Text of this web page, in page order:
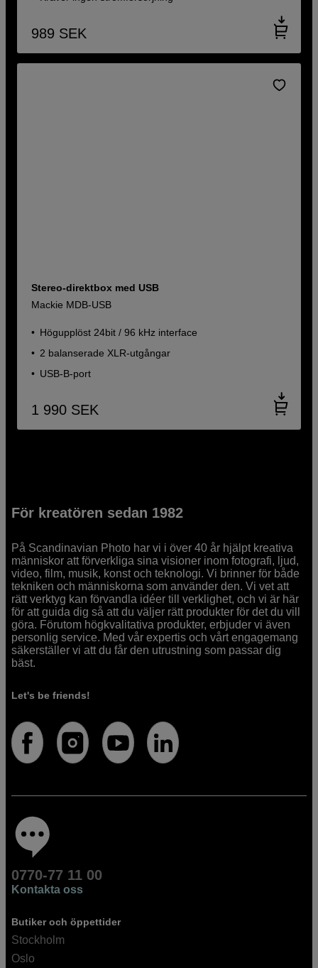
989 SEK
Stereo-direktbox med USB
Mackie MDB-USB
Högupplöst 24bit / 96 kHz interface
2 balanserade XLR-utgångar
USB-B-port
1 990 SEK
För kreatören sedan 1982
På Scandinavian Photo har vi i över 40 år hjälpt kreativa
människor att förverkliga sina visioner inom fotografi, ljud,
video, film, musik, konst och teknologi. Vi brinner för både
tekniken och människorna som använder den. Vi vet att
rätt verktyg kan förvandla idéer till verklighet, och vi är här
för att guida dig så att du väljer rätt produkter för det du vill
göra. Förutom högkvalitativa produkter, erbjuder vi även
personlig service. Med vår expertis och vårt engagemang
säkerställer vi att du får den utrustning som passar dig
bäst.
Let's be friends!
0770-77 11 00
Kontakta oss
Butiker och öppettider
Stockholm
Oslo